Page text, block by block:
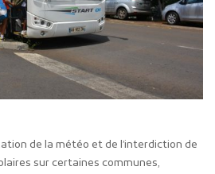
de la météo et de l’interdiction de
sur certaines communes,